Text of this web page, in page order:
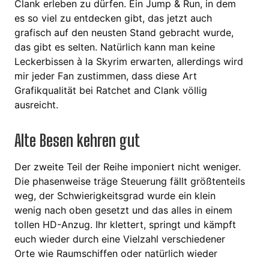
Clank erleben zu dürfen. Ein Jump & Run, in dem
es so viel zu entdecken gibt, das jetzt auch
grafisch auf den neusten Stand gebracht wurde,
das gibt es selten. Natürlich kann man keine
Leckerbissen à la Skyrim erwarten, allerdings wird
mir jeder Fan zustimmen, dass diese Art
Grafikqualität bei Ratchet and Clank völlig
ausreicht.
Alte Besen kehren gut
Der zweite Teil der Reihe imponiert nicht weniger.
Die phasenweise träge Steuerung fällt größtenteils
weg, der Schwierigkeitsgrad wurde ein klein
wenig nach oben gesetzt und das alles in einem
tollen HD-Anzug. Ihr klettert, springt und kämpft
euch wieder durch eine Vielzahl verschiedener
Orte wie Raumschiffen oder natürlich wieder